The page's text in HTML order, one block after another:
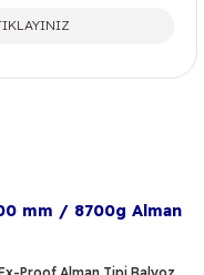
mm / 8700g Alman